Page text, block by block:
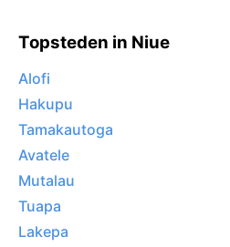
Topsteden in Niue
Alofi
Hakupu
Tamakautoga
Avatele
Mutalau
Tuapa
Lakepa